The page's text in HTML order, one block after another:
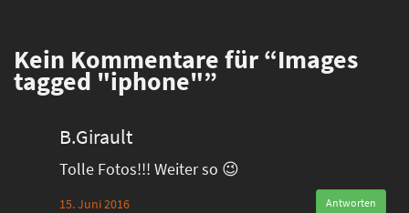
Kein Kommentare für “Images
tagged "iphone"”
B.Girault
Tolle Fotos!!! Weiter so 😉
15. Juni 2016 Antworten